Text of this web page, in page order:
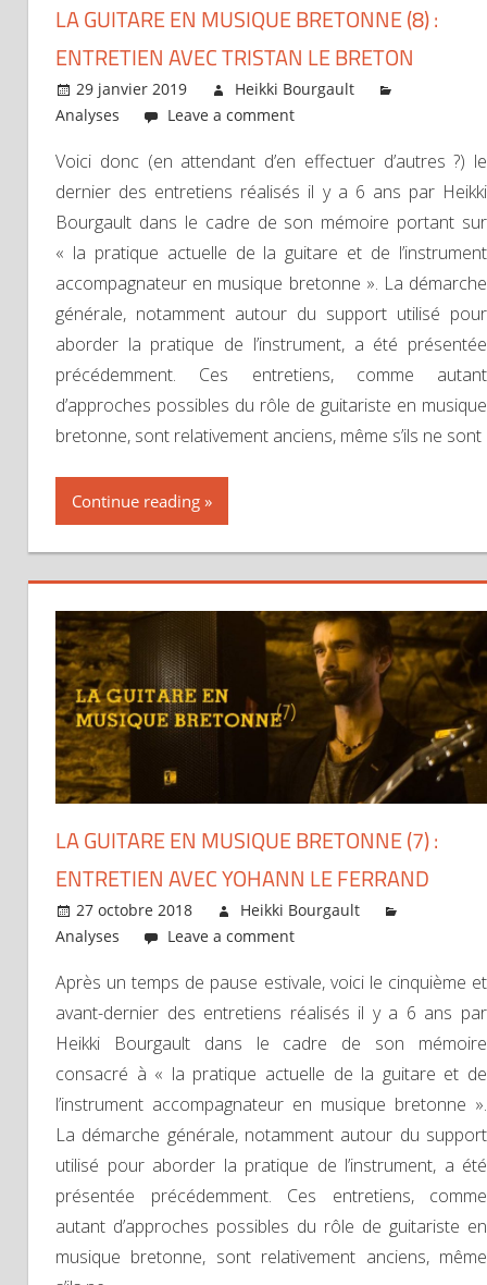
LA GUITARE EN MUSIQUE BRETONNE (8) :
ENTRETIEN AVEC TRISTAN LE BRETON
29 janvier 2019
Heikki Bourgault
Analyses
Leave a comment
Voici donc (en attendant d’en effectuer d’autres ?) le
dernier des entretiens réalisés il y a 6 ans par Heikki
Bourgault dans le cadre de son mémoire portant sur
« la pratique actuelle de la guitare et de l’instrument
accompagnateur en musique bretonne ». La démarche
générale, notamment autour du support utilisé pour
aborder la pratique de l’instrument, a été présentée
précédemment. Ces entretiens, comme autant
d’approches possibles du rôle de guitariste en musique
bretonne, sont relativement anciens, même s’ils ne sont
Continue reading
LA GUITARE EN MUSIQUE BRETONNE (7) :
ENTRETIEN AVEC YOHANN LE FERRAND
27 octobre 2018
Heikki Bourgault
Analyses
Leave a comment
Après un temps de pause estivale, voici le cinquième et
avant-dernier des entretiens réalisés il y a 6 ans par
Heikki Bourgault dans le cadre de son mémoire
consacré à « la pratique actuelle de la guitare et de
l’instrument accompagnateur en musique bretonne ».
La démarche générale, notamment autour du support
utilisé pour aborder la pratique de l’instrument, a été
présentée précédemment. Ces entretiens, comme
autant d’approches possibles du rôle de guitariste en
musique bretonne, sont relativement anciens, même